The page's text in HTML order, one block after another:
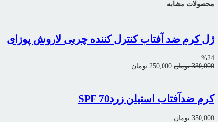
محصولات مشابه
ژل کرم ضد آفتاب کنترل کننده چربی لاروش پوزای
%24
330,000 تومان قیمت
250,000 تومان
کرم ضدآفتاب استیلن زردSPF 70
350,000 تومان